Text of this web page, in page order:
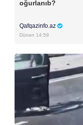
oğurlanıb?
Qafqazinfo.az
Dünən 14:59